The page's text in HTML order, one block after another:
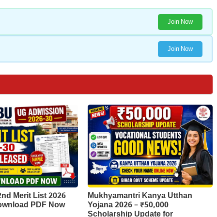
Join Now
Join Now
Merit List 2026
PDF Now
Mukhyamantri Kanya Utthan
Yojana 2026 – ₹50,000